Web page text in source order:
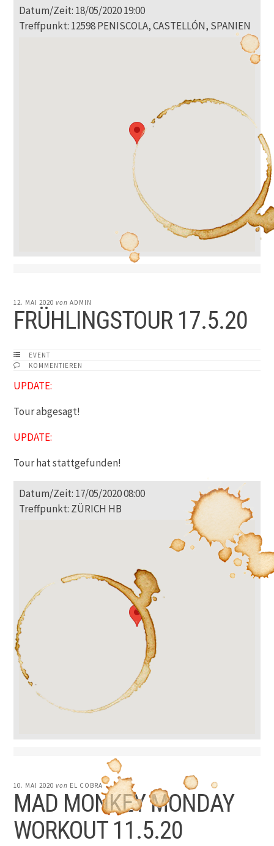
Datum/Zeit: 18/05/2020 19:00
Treffpunkt: 12598 PENISCOLA, CASTELLÓN, SPANIEN
12. MAI 2020 vonADMIN
FRÜHLINGSTOUR 17.5.20
EVENT
KOMMENTIEREN
UPDATE:
Tour abgesagt!
UPDATE:
Tour hat stattgefunden!
Datum/Zeit: 17/05/2020 08:00
Treffpunkt: ZÜRICH HB
10. MAI 2020 von EL COBRA
MAD MONKEY MONDAY
WORKOUT 11.5.20